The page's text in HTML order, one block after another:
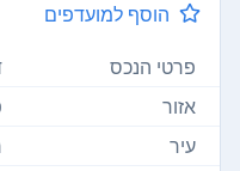
הוסף למועדפים
פרטי הנכס
אזור
עיר